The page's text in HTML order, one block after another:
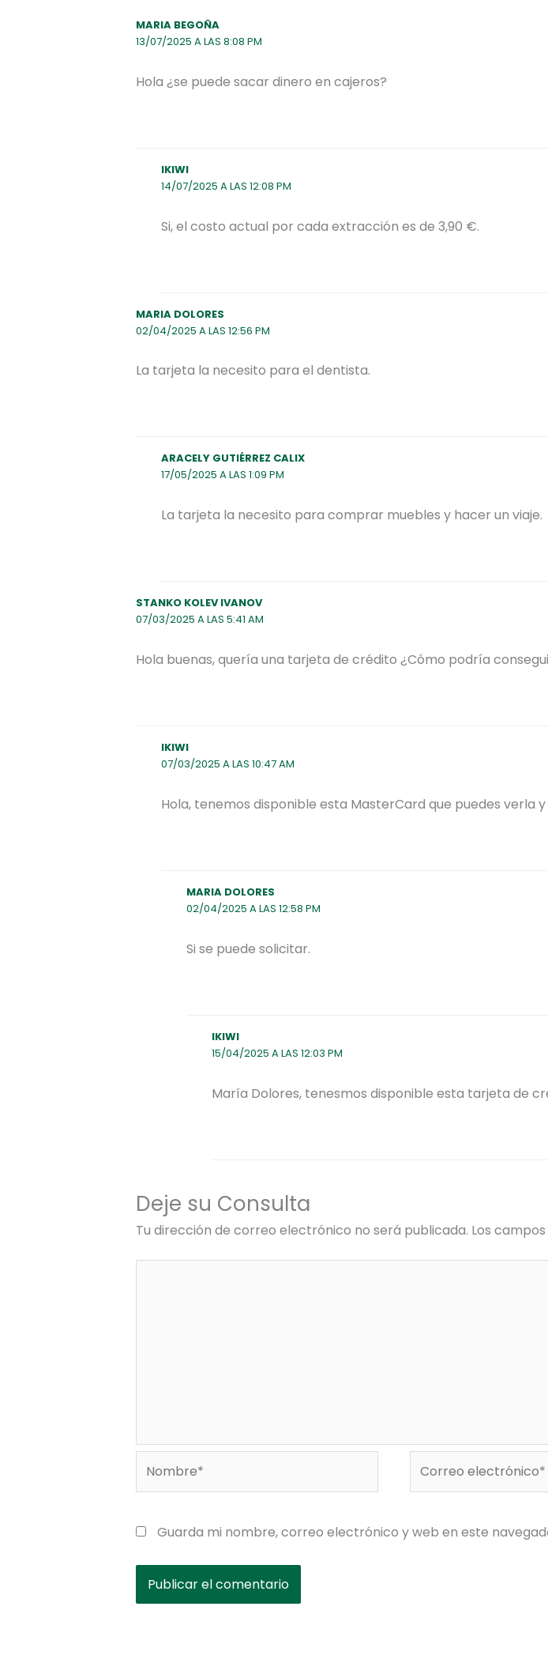
MARIA BEGOÑA
13/07/2025 A LAS 8:08 PM
Hola ¿se puede sacar dinero en cajeros?
IKIWI
14/07/2025 A LAS 12:08 PM
Si, el costo actual por cada extracción es de 3,90 €.
MARIA DOLORES
02/04/2025 A LAS 12:56 PM
La tarjeta la necesito para el dentista.
ARACELY GUTIÉRREZ CALIX
17/05/2025 A LAS 1:09 PM
La tarjeta la necesito para comprar muebles y hacer un viaje.
STANKO KOLEV IVANOV
07/03/2025 A LAS 5:41 AM
Hola buenas, quería una tarjeta de crédito ¿Cómo podría
IKIWI
07/03/2025 A LAS 10:47 AM
Hola, tenemos disponible esta MasterCard que puedes verla
MARIA DOLORES
02/04/2025 A LAS 12:58 PM
Si se puede solicitar.
IKIWI
15/04/2025 A LAS 12:03 PM
María Dolores, tenesmos disponible esta tarjeta de
Deje su Consulta
Tu dirección de correo electrónico no será publicada. Los
electrónico*
Guarda mi nombre, correo electrónico y web en este